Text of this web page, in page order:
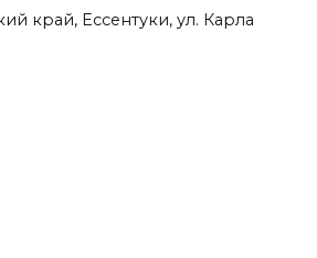
край, Ессентуки, ул. Карла